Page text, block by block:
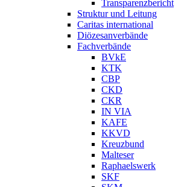
Transparenzbericht
Struktur und Leitung
Caritas international
Diözesanverbände
Fachverbände
BVkE
KTK
CBP
CKD
CKR
IN VIA
KAFE
KKVD
Kreuzbund
Malteser
Raphaelswerk
SKF